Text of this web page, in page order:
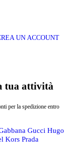
UN ACCOUNT
tua attività
per la spedizione entro
Gucci Hugo
Kors Prada